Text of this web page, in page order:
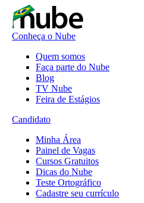
Conheça o Nube
Quem somos
Faça parte do Nube
Blog
TV Nube
Feira de Estágios
Candidato
Minha Área
Painel de Vagas
Cursos Gratuitos
Dicas do Nube
Teste Ortográfico
Cadastre seu currículo